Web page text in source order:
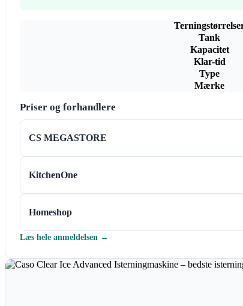
Tank
Kapacitet
Klar-tid
Type
Mærke
Priser og forhandlere
CS MEGASTORE
KitchenOne
Homeshop
Læs hele anmeldelsen →